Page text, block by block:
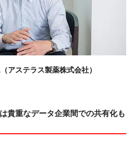
アステラス製薬株式会社）
貴重なデータ企業間での共有化も